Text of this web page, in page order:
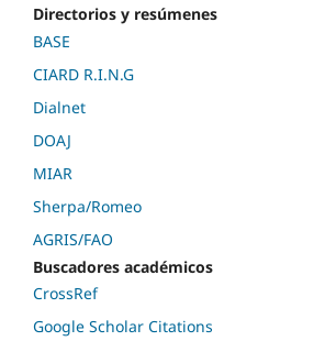
Directorios y resúmenes
BASE
CIARD R.I.N.G
Dialnet
DOAJ
MIAR
Sherpa/Romeo
AGRIS/FAO
Buscadores académicos
CrossRef
Google Scholar Citations